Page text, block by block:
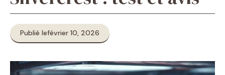
Publié lefévrier 10, 2026